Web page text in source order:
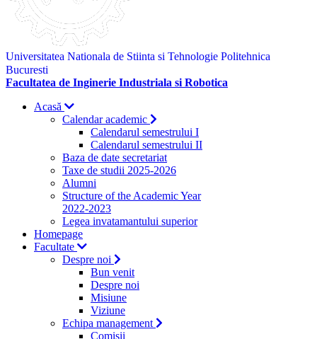
Universitatea Nationala de Stiinta si Tehnologie Politehnica
Bucuresti
Facultatea de Inginerie Industriala si Robotica
Acasă
Calendar academic
Calendarul semestrului I
Calendarul semestrului II
Baza de date secretariat
Taxe de studii 2025-2026
Alumni
Structure of the Academic Year
2022-2023
Legea invatamantului superior
Homepage
Facultate
Despre noi
Bun venit
Despre noi
Misiune
Viziune
Echipa management
Comisii